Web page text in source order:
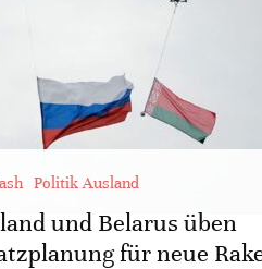
Politik Ausland
und Belarus üben
für neue